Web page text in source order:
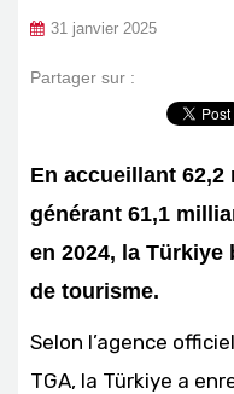
31 janvier 2025
Partager sur :
En accueillant
générant 61,1
en 2024, la
de tourisme.
Selon l’agence
TGA, la Türkiye a